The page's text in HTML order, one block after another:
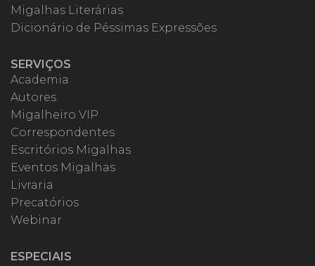
Migalhas Literárias
Dicionário de Péssimas Expressões
SERVIÇOS
Academia
Autores
Migalheiro VIP
Correspondentes
Escritórios Migalhas
Eventos Migalhas
Livraria
Precatórios
Webinar
ESPECIAIS